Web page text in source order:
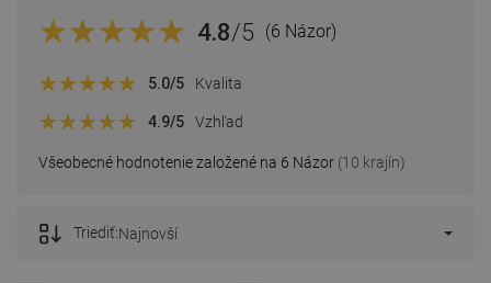
4.8/5 (6 Názor)
Všeobecné hodnotenie založené na 6 Názor (10 krajín)
5.0/5 Kvalita
4.9/5 Vzhľad
Triediť:Najnovší